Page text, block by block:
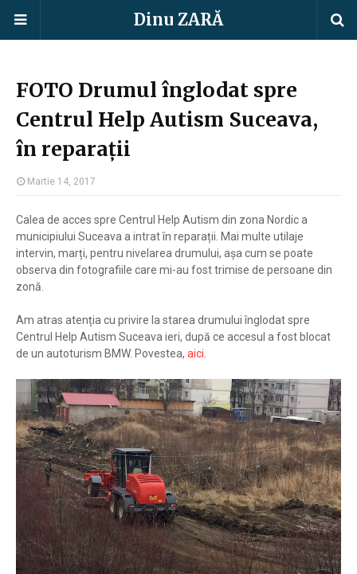
Dinu ZARĂ
FOTO Drumul înglodat spre
Centrul Help Autism Suceava,
în reparații
Martie 14, 2017
Calea de acces spre Centrul Help Autism din zona Nordic a
municipiului Suceava a intrat în reparații. Mai multe utilaje
intervin, marți, pentru nivelarea drumului, așa cum se poate
observa din fotografiile care mi-au fost trimise de persoane din
zonă.
Am atras atenția cu privire la starea drumului înglodat spre
Centrul Help Autism Suceava ieri, după ce accesul a fost blocat
de un autoturism BMW. Povestea, aici